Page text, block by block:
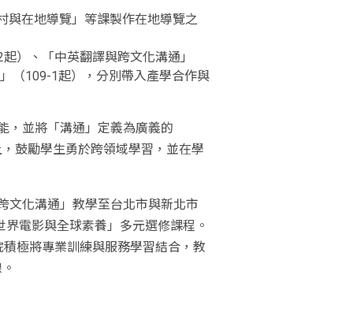
與在地導覽」等課製作在地導覽之
）、「中英翻譯與跨文化溝通」
（109-1起），分別帶入產學合作與
，並將「溝通」定義為廣義的
鼓勵學生勇於跨領域學習，並在學
文化溝通」教學至台北市與新北市
電影與全球素養」多元選修課程。
極將專業訓練與服務學習結合，教